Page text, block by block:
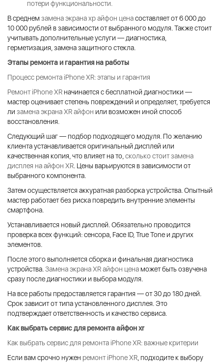
потери функциональности.
В среднем замена экрана хр айфон ценасоставляет от 6 000 до
10 000 рублей в зависимости от выбранного модуля. Также стоит
учитывать дополнительные услуги — диагностика,
герметизация, замена защитного стекла.
Этапы ремонта и гарантия на работы
Процесс ремонта iPhone XR: этапы и гарантия
Ремонт iPhone XRначинается с бесплатной диагностики —
мастер оценивает степень повреждений и определяет, требуется
ли замена экрана XR айфон или возможен иной способ
восстановления.
Следующий шаг — подбор подходящего модуля. По желанию
клиента устанавливается оригинальный дисплей или
качественная копия, что влияет на то, сколько стоит замена
дисплея на айфон XR. Цены варьируются в зависимости от
выбранного компонента.
Затем осуществляется аккуратная разборка устройства. Опытный
мастер работает без риска повредить внутренние элементы
смартфона.
Устанавливается новый дисплей. Обязательно проводится
проверка всех функций: сенсора, Face ID, True Tone и других
элементов.
После этого выполняется сборка и финальная диагностика
устройства. Замена экрана XR айфон ценаможет быть озвучена
сразу после диагностики и выбора модуля.
На все работы предоставляется гарантия — от 30 до 180 дней.
Срок зависит от типа установленного дисплея. Это
подтверждает ответственность и качество сервиса.
Как выбрать сервис дляремонта айфон xr
Как выбрать сервис для ремонта iPhone XR: важные критерии
Если вам срочно нужен ремонт iPhone XR , подходите к выбору